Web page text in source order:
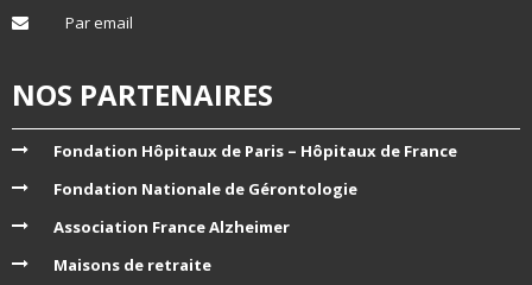
Par email
NOS PARTENAIRES
Fondation Hôpitaux de Paris – Hôpitaux de France
Fondation Nationale de Gérontologie
Association France Alzheimer
Maisons de retraite